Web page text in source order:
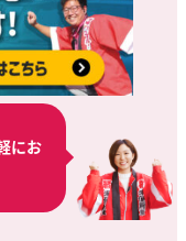
にお